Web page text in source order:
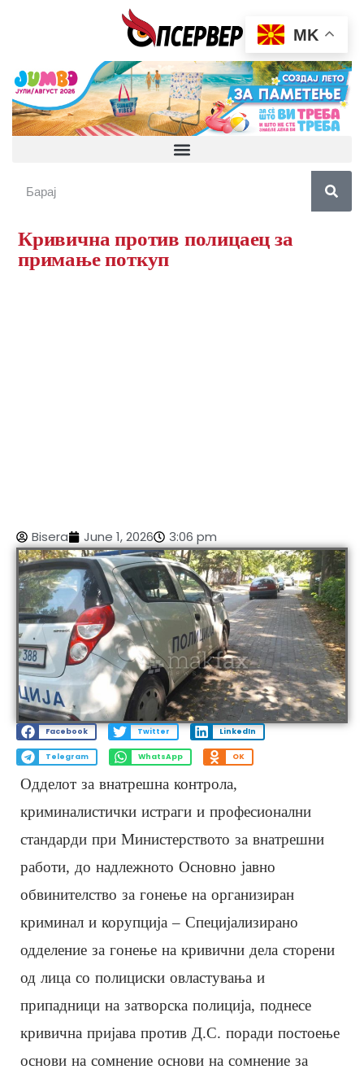
Кривична против полицаец за
примање поткуп
Bisera June 1, 2026 3:06 pm
Facebook Twitter LinkedIn
Telegram WhatsApp OK
Одделот за внатрешна контрола,
криминалистички истраги и професионални
стандарди при Министерството за внатрешни
работи, до надлежното Основно јавно
обвинителство за гонење на организиран
криминал и корупција – Специјализирано
одделение за гонење на кривични дела сторени
од лица со полициски овластувања и
припадници на затворска полиција, поднесе
кривична пријава против Д.С. поради постоење
основи на сомнение основи на сомнение за
MK